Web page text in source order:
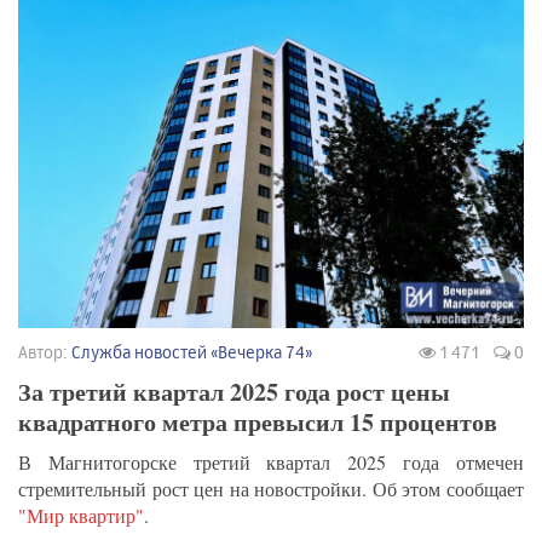
Автор: Служба новостей «Вечерка 74» 1 471 0
За третий квартал 2025 года рост цены
квадратного метра превысил 15 процентов
В Магнитогорске третий квартал 2025 года отмечен
стремительный рост цен на новостройки. Об этом сообщает
"Мир квартир".